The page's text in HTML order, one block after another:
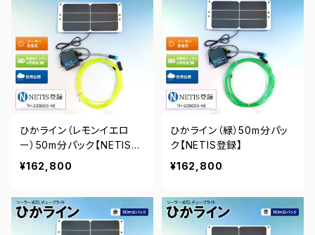
ひかライン（レモンイエロ
ー）50m分パック【NETIS登
録】
¥162,800
ひかライン（緑）50m分パッ
ク【NETIS登録】
¥162,800